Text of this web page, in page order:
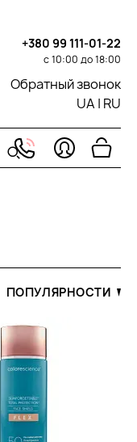
+380 99 111-01-22
с 10:00 до 18:00
Обратный звонок
UA | RU
ПОПУЛЯРНОСТИ